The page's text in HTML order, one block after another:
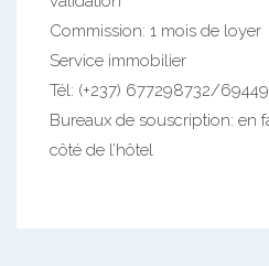
Commission: 1 mois de loyer
Service immobilier
Tél: (+237) 677298732/
Bureaux de souscription: en
côté de l’hôtel